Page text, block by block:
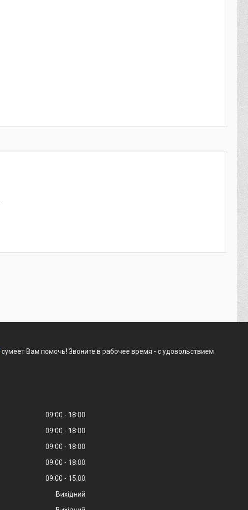
сумеет Вам помочь! Звоните в рабочее время - с удовольствием
09:00
18:00
09:00
18:00
09:00
18:00
09:00
18:00
09:00
15:00
Вихідний